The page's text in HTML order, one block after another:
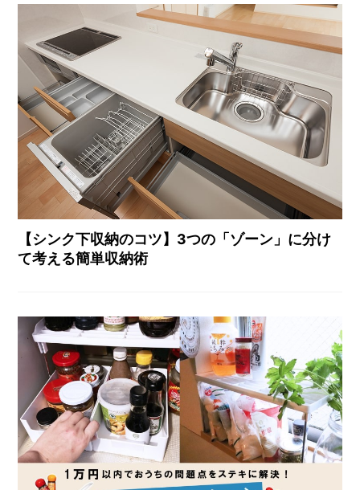
【シンク下収納のコツ】3つの「ゾーン」に分け
て考える簡単収納術